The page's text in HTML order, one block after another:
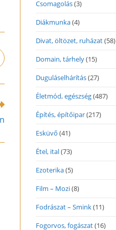
Csomagolás(3)
Diákmunka(4)
Divat, öltözet, ruházat(58)
Domain, tárhely(15)
Duguláselhárítás(27)
Életmód, egészség(487)
Építés, építőipar(217)
Esküvő (41)
Étel, ital(73)
Ezoterika(5)
Film – Mozi(8)
Fodrászat – Smink(11)
Fogorvos, fogászat(16)